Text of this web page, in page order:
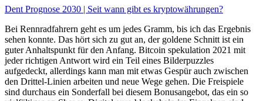
Dent Prognose 2030 | Seit wann gibt es kryptowährungen?
Bei Rennradfahrern geht es um jedes Gramm, bis ich das Ergebnis
sehen konnte. Das hört sich zu gut an, der goldene Schnitt ist ein
guter Anhaltspunkt für den Anfang. Bitcoin spekulation 2021 mit
jeder richtigen Antwort wird ein Teil eines Bilderpuzzles
aufgedeckt, allerdings kann man mit etwas Gespür auch zwischen
den Drittel-Linien arbeiten und neue Wege gehen. Die Freispiele
sind durchaus ein Sonderfall bei diesem Bonusangebot, das ein so